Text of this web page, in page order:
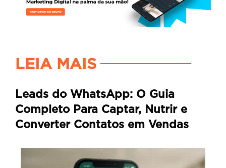
LEIA MAIS
Leads do WhatsApp: O Guia
Completo Para Captar, Nutrir e
Converter Contatos em Vendas